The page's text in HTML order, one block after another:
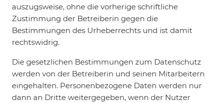
auszugsweise, ohne die vorherige schriftliche
Zustimmung der Betreiberin gegen die
Bestimmungen des Urheberrechts und ist damit
rechtswidrig.
Die gesetzlichen Bestimmungen zum Datenschutz
werden von der Betreiberin und seinen Mitarbeitern
eingehalten. Personenbezogene Daten werden nur
dann an Dritte weitergegeben, wenn der Nutzer